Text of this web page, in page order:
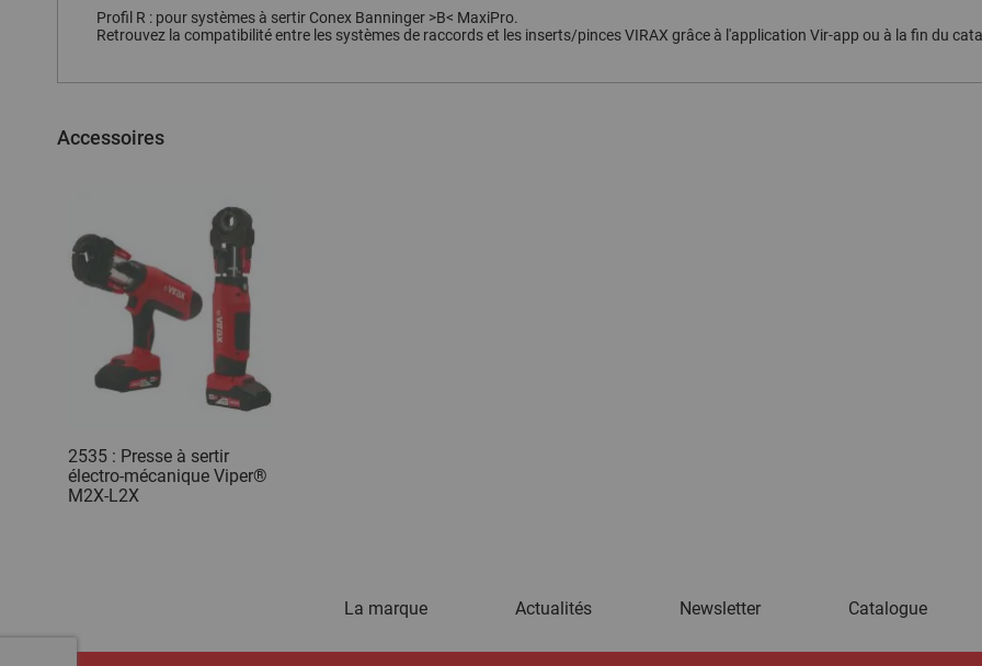
Profil R : pour systèmes à sertir Conex Banninger >B< MaxiPro.
Retrouvez la compatibilité entre les systèmes de raccords et les inserts/pinces VIRAX grâce à l'application Vir-app ou à la fin du
Accessoires
2535 : Presse à sertir
électro-mécanique Viper®
M2X-L2X
La marque Actualités Newsletter Catalogue